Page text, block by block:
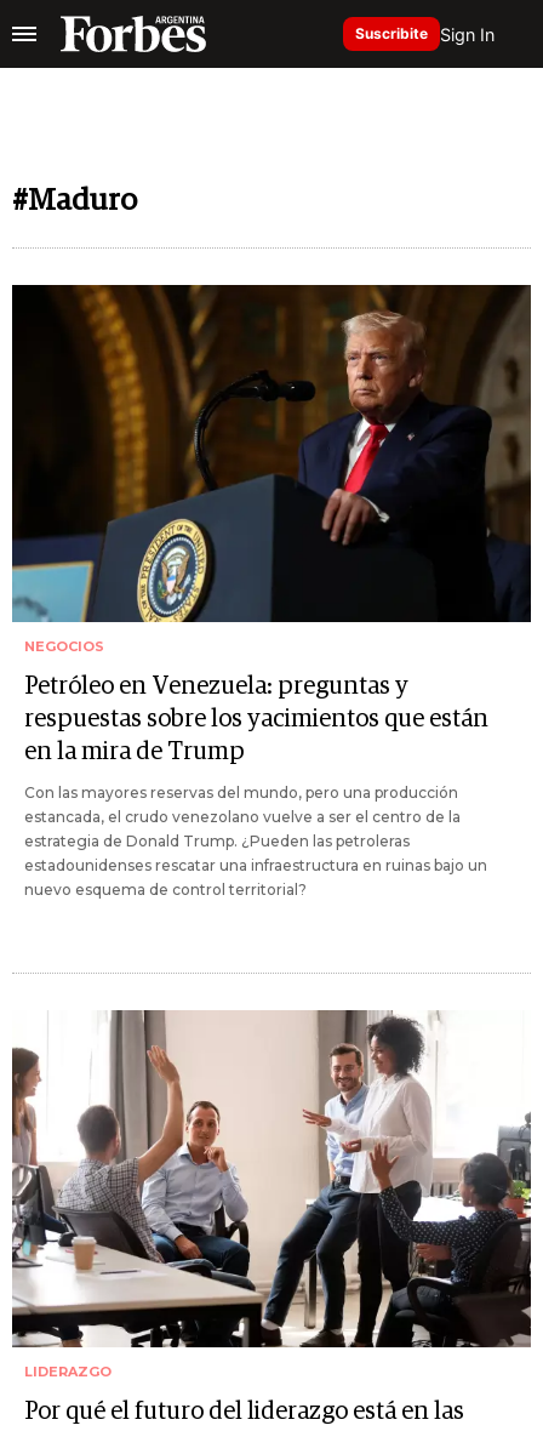
Suscribite Sign In
#Maduro
NEGOCIOS
Petróleo en Venezuela: preguntas y
respuestas sobre los yacimientos que están
en la mira de Trump
Con las mayores reservas del mundo, pero una producción
estancada, el crudo venezolano vuelve a ser el centro de la
estrategia de Donald Trump. ¿Pueden las petroleras
estadounidenses rescatar una infraestructura en ruinas bajo un
nuevo esquema de control territorial?
LIDERAZGO
Por qué el futuro del liderazgo está en las